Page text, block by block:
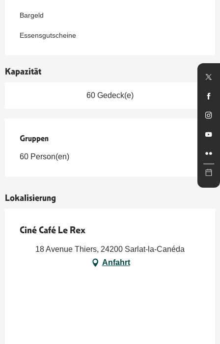
Bargeld
Essensgutscheine
Kapazität
60 Gedeck(e)
Gruppen
Gruppen
60 Person(en)
Lokalisierung
Ciné Café Le Rex
18 Avenue Thiers, 24200 Sarlat-la-Canéda
Anfahrt